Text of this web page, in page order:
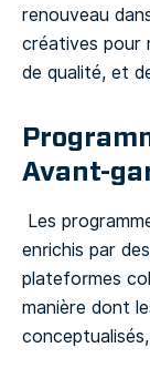
renouveau
créatives pour
de qualité, et
Avant-
Les
enrichis par
plateformes
manière dont